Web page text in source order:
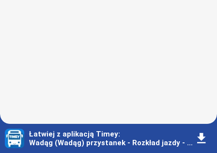
Łatwiej z aplikacją Timey:
Wadąg (Wadąg) przystanek - Rozkład jazdy - Olsztyn 󰇚